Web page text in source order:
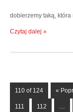
dobierzemy taką,
Czytaj dalej »
110 of 124 «
111 112